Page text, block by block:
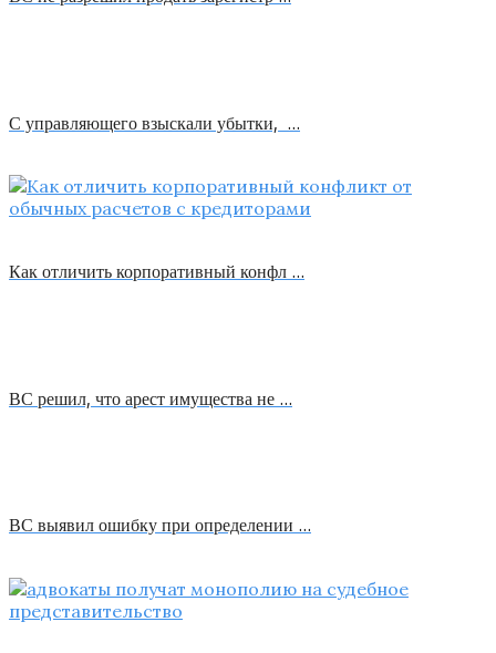
С управляющего взыскали убытки, …
Как отличить корпоративный конфл …
ВС решил, что арест имущества не …
ВС выявил ошибку при определении …